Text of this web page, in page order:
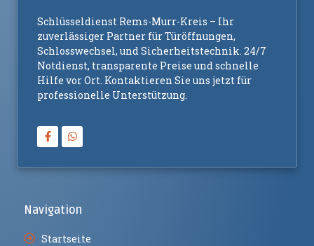
Schlüsseldienst Rems-Murr-Kreis – Ihr
zuverlässiger Partner für Türöffnungen,
Schlosswechsel, und Sicherheitstechnik. 24/7
Notdienst, transparente Preise und schnelle
Hilfe vor Ort. Kontaktieren Sie uns jetzt für
professionelle Unterstützung.
Navigation
Startseite